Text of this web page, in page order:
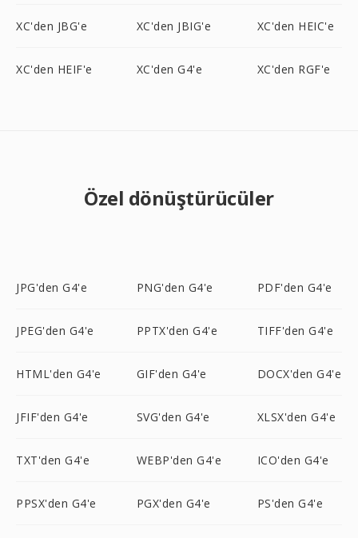
XC'den JBG'e XC'den JBIG'e XC'den HEIC'e
XC'den HEIF'e XC'den G4'e XC'den RGF'e
Özel dönüştürücüler
JPG'den G4'e PNG'den G4'e PDF'den G4'e
JPEG'den G4'e PPTX'den G4'e TIFF'den G4'e
HTML'den G4'e GIF'den G4'e DOCX'den G4'e
JFIF'den G4'e SVG'den G4'e XLSX'den G4'e
TXT'den G4'e WEBP'den G4'e ICO'den G4'e
PPSX'den G4'e PGX'den G4'e PS'den G4'e